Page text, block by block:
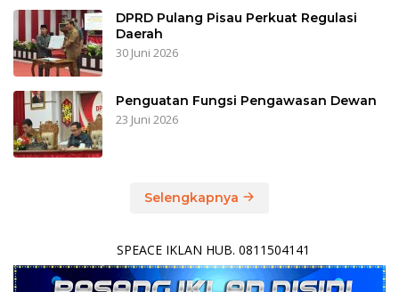
DPRD Pulang Pisau Perkuat Regulasi
Daerah
30 Juni 2026
Penguatan Fungsi Pengawasan Dewan
23 Juni 2026
Selengkapnya
SPEACE IKLAN HUB. 0811504141